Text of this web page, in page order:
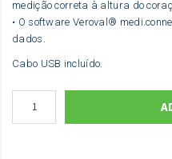
medição correta à altura do
• O software Veroval®
dados.
Cabo USB incluído.